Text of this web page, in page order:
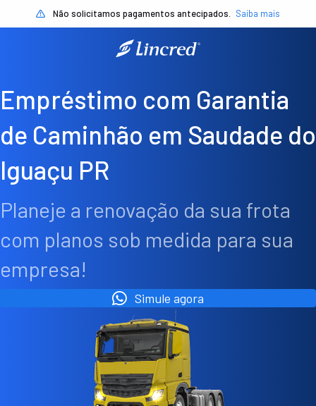
Não solicitamos pagamentos antecipados. Saiba mais
Empréstimo com Garantia
de Caminhão em Saudade do
Iguaçu PR
Planeje a renovação da sua frota
com planos sob medida para sua
empresa!
Simule agora